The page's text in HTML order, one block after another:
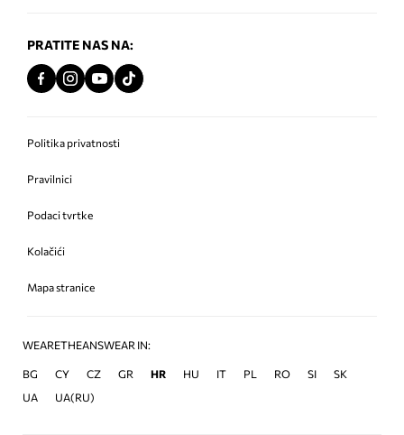
PRATITE NAS NA:
Politika privatnosti
Pravilnici
Podaci tvrtke
Kolačići
Mapa stranice
WEARETHEANSWEAR IN:
BG CY CZ GR HR HU IT PL RO SI
SK
UA
UA(RU)